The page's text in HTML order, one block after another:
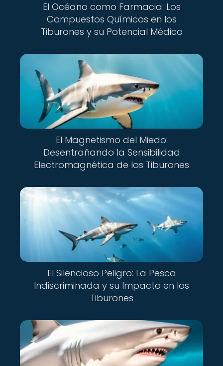
El Océano como Farmacia: Los
Compuestos Químicos en los
Tiburones y su Potencial Médico
El Magnetismo del Miedo:
Desentrañando la Sensibilidad
Electromagnética de los Tiburones
El Silencioso Peligro: La Pesca
Indiscriminada y su Impacto en los
Tiburones